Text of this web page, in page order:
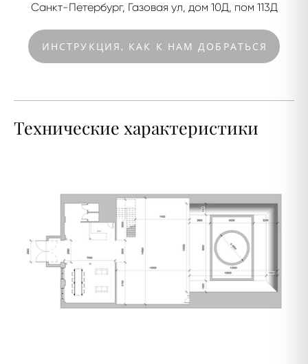
Санкт-Петербург, Газовая ул, дом 10Д, пом 113Д
ИНСТРУКЦИЯ, КАК К НАМ ДОБРАТЬСЯ
Технические характеристики